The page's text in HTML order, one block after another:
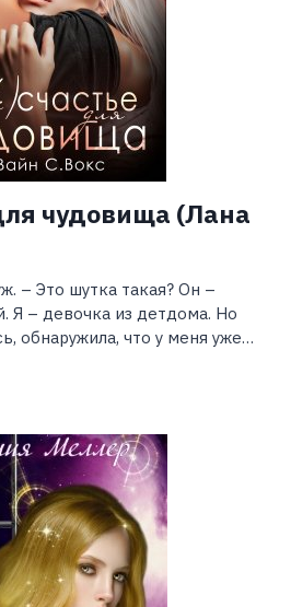
чудовища (Лана
– Это шутка такая? Он –
Я – девочка из детдома. Но
обнаружила, что у меня уже…